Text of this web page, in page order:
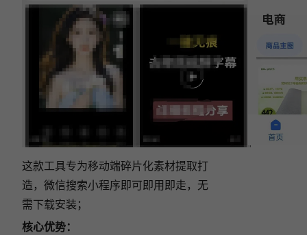
这款工具专为移动端碎片化素材提取打
造，微信搜索小程序即可即用即走，无
需下载安装；
核心优势：